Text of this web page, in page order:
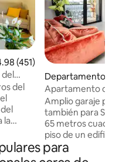
promedio: 4.98 de
(451)
del
Departamento en
Apartamento de
¡estacionamiento
Amplio garaje
también para
65 metros
piso de un
construcción. El
distancia del
para